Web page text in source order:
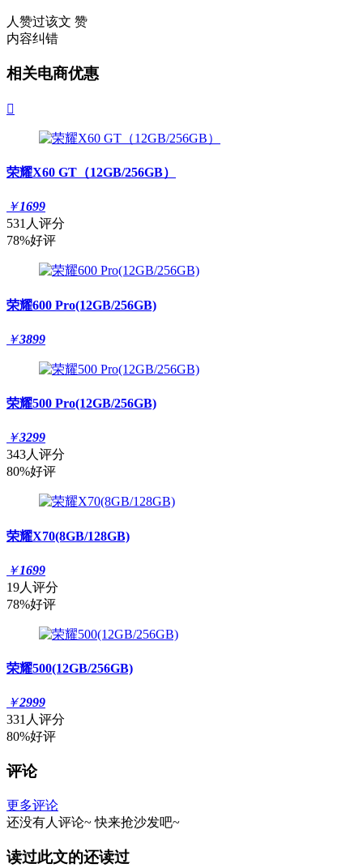
人赞过该文 赞
内容纠错
相关电商优惠

荣耀X60 GT（12GB/256GB）
￥1699
531人评分
78%好评
荣耀600 Pro(12GB/256GB)
￥3899
荣耀500 Pro(12GB/256GB)
￥3299
343人评分
80%好评
荣耀X70(8GB/128GB)
￥1699
19人评分
78%好评
荣耀500(12GB/256GB)
￥2999
331人评分
80%好评
评论
更多评论
还没有人评论~ 快来抢沙发吧~
读过此文的还读过